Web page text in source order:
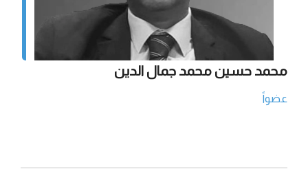
محمد حسين محمد جمال الدين
عضواً